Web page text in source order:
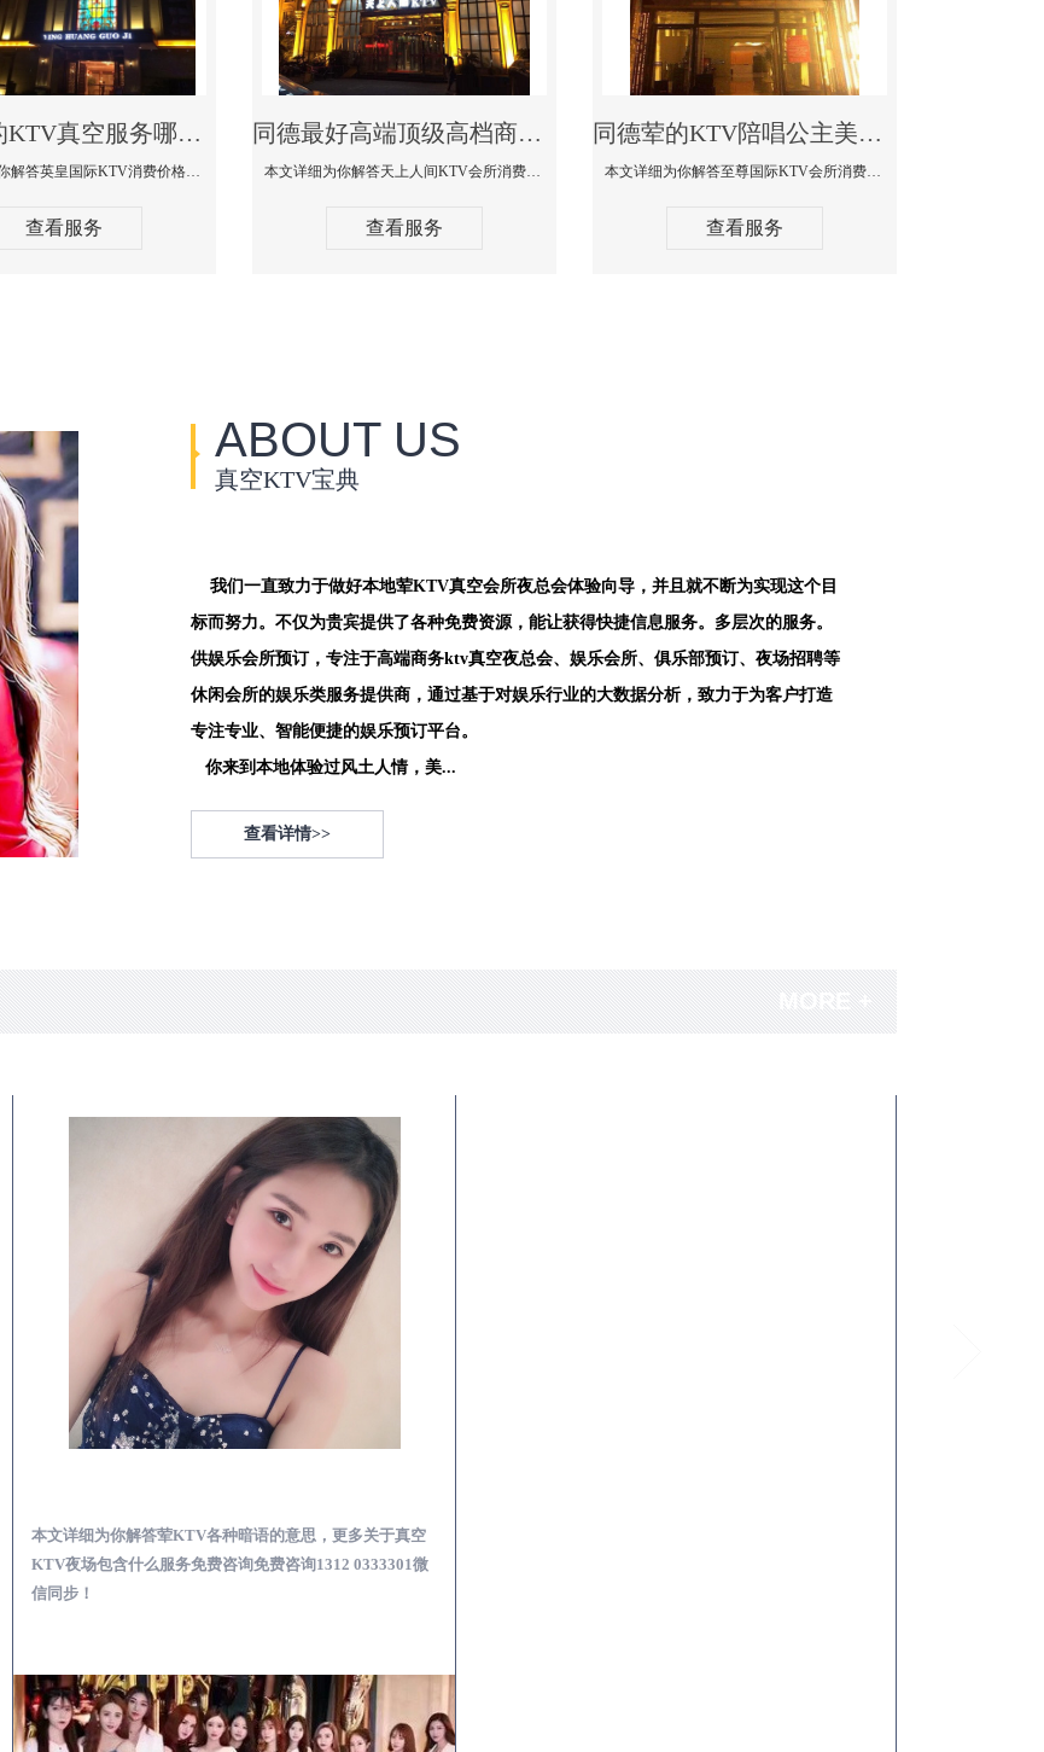
同德荤的KTV真空服务哪家好-英皇国际KTV消费价格口碑点评
本文详细为你解答英皇国际KTV消费价格点评，更多关于荤的KTV真空服务哪家好免费咨询1312 0333301微信同步！
查看服务
同德最好高端顶级高档商务KTV夜总会-天上人间KTV消费点评
本文详细为你解答天上人间KTV会所消费价格点评，更多关于最好高端顶级高档商务KTV夜总会免费咨询1312 0333301微信同步！
查看服务
同德荤的KTV陪唱公主美女哪家最多-至尊国际KTV会所消费价格
本文详细为你解答至尊国际KTV会所消费价格点评，更多关于荤的KTV陪唱公主美女哪家最多免费咨询1312 0333301微信同步！
查看服务
ABOUT US
真空KTV宝典
我们一直致力于做好本地荤KTV真空会所夜总会体验向导，并且就不断为实现这个目
标而努力。不仅为贵宾提供了各种免费资源，能让获得快捷信息服务。多层次的服务。
供娱乐会所预订，专注于高端商务ktv真空夜总会、娱乐会所、俱乐部预订、夜场招聘等
休闲会所的娱乐类服务提供商，通过基于对娱乐行业的大数据分析，致力于为客户打造
专注专业、智能便捷的娱乐预订平台。
你来到本地体验过风土人情，美...
查看详情>>
本文详细为你解答荤KTV各种暗语的意思，更多关于真空
KTV夜场包含什么服务免费咨询免费咨询1312 0333301微
信同步！